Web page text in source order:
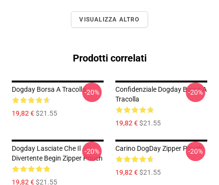
VISUALIZZA ALTRO
Prodotti correlati
Dogday Borsa A Tracolla
19,82 €$21.55
-20%
Confidenziale Dogday Borsa A
Tracolla
19,82 €$21.55
-20%
Dogday Lasciate Che Il
Divertente Begin Zipper Pouch
19,82 €$21.55
-20% Carino DogDay Zipper Pouch
19,82 €$21.55
-20%